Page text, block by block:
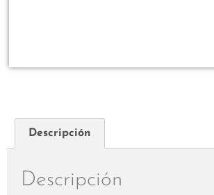
Descripción
Descripción